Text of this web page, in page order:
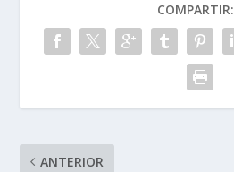
COMPARTIR:
ANTERIOR